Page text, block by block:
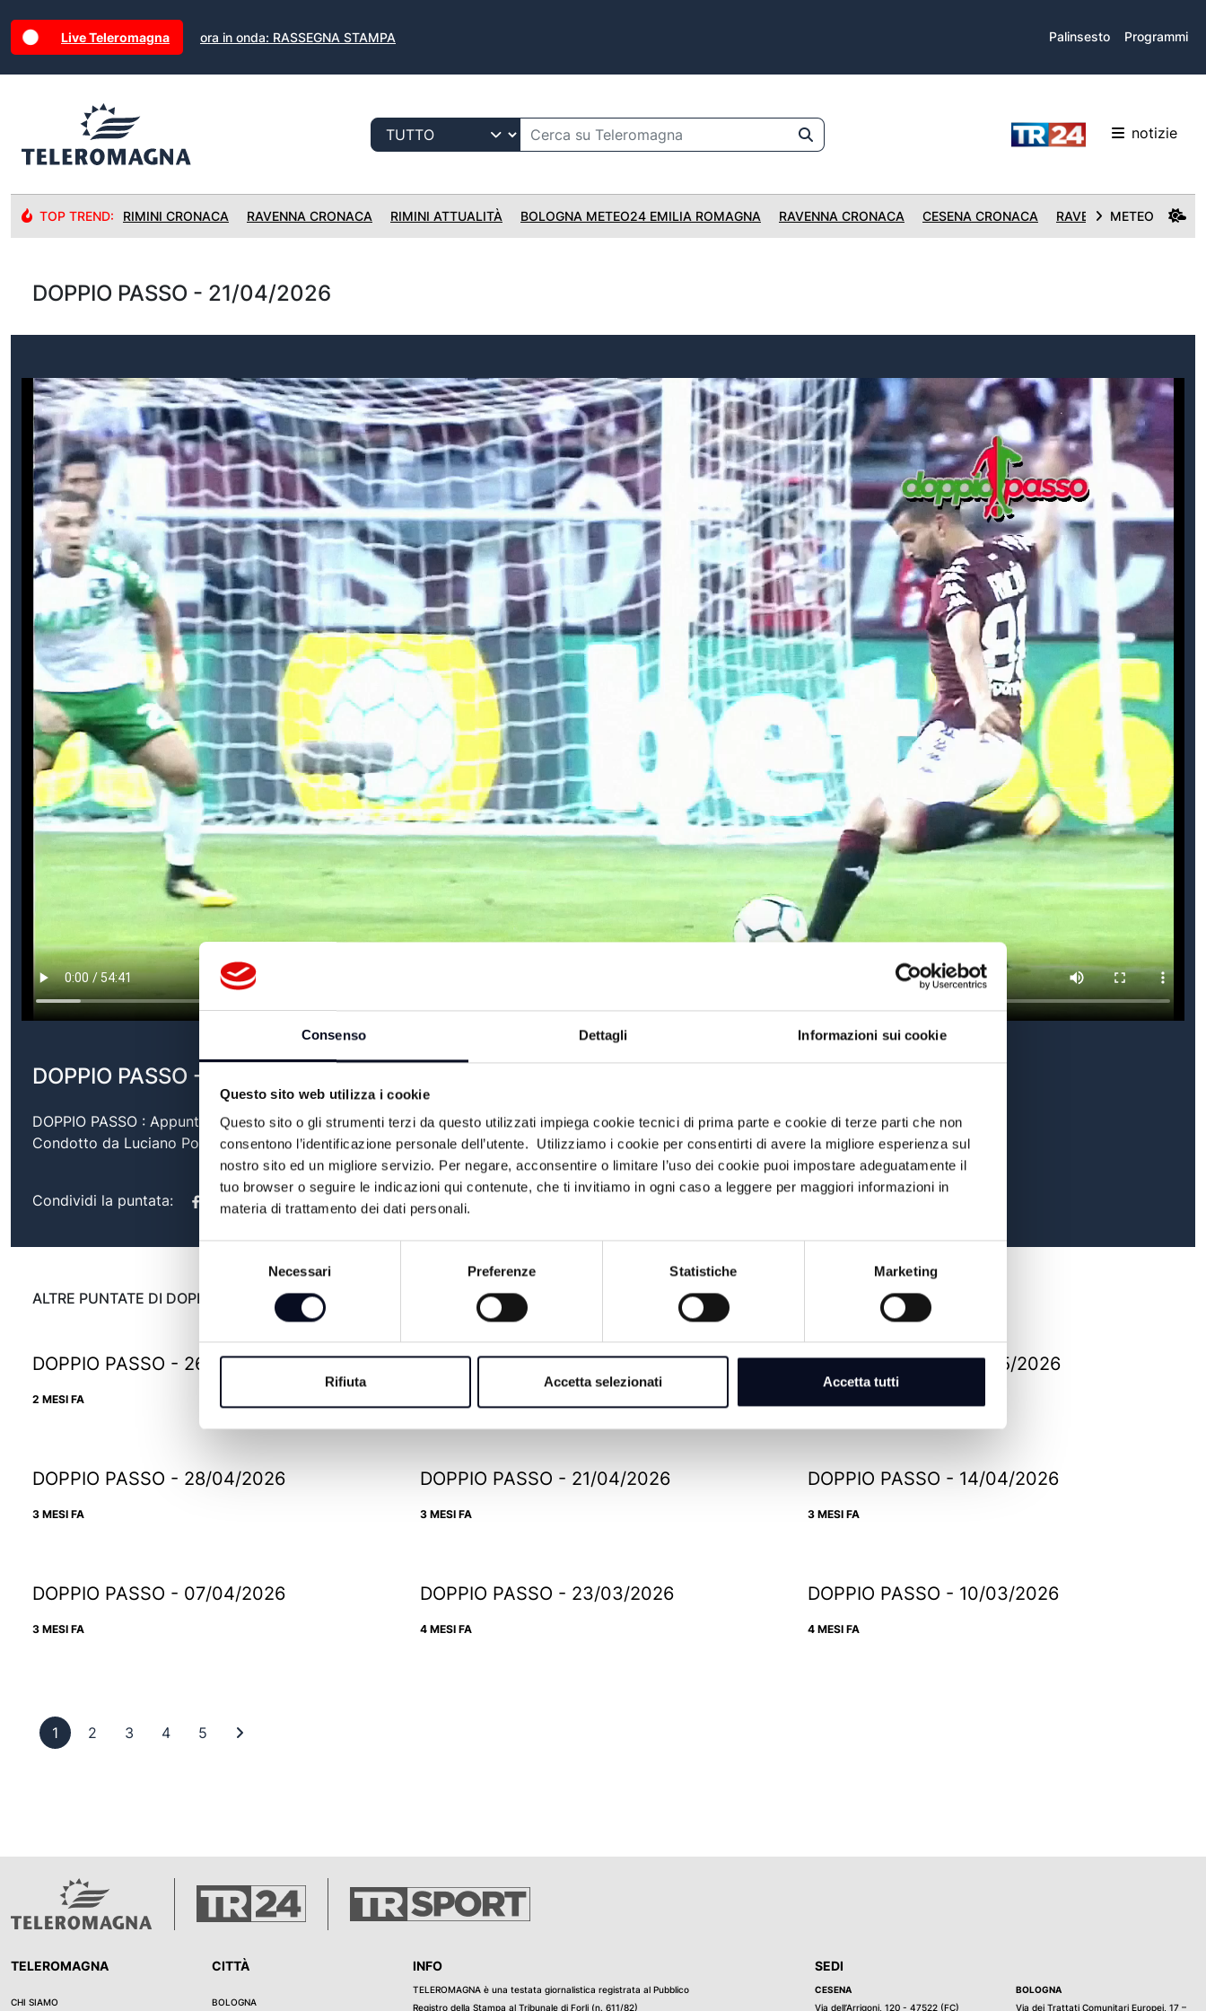
Consenso Dettagli Informazioni sui cookie
Questo sito web utilizza i cookie
Questo sito o gli strumenti terzi da questo utilizzati impiega cookie tecnici di prima parte e cookie di terze parti che non
consentono l’identificazione personale dell’utente. Utilizziamo i cookie per consentirti di avere la migliore esperienza sul
nostro sito ed un migliore servizio. Per negare, acconsentire o limitare l’uso dei cookie puoi impostare adeguatamente il
tuo browser o seguire le indicazioni qui contenute, che ti invitiamo in ogni caso a leggere per maggiori informazioni in
materia di trattamento dei dati personali.
Selezione
consenso
Necessari Preferenze Statistiche Marketing
Rifiuta Accetta selezionati Accetta tutti
Live Teleromagna ora in onda: RASSEGNA STAMPA Palinsesto Programmi
notizie
TOP TREND: RIMINI CRONACA RAVENNA CRONACA RIMINI ATTUALITÀ BOLOGNA METEO24 EMILIA ROMAGNA RAVENNA CRONACA CESENA CRONACA RAVENNA CRONACA
METEO
DOPPIO PASSO - 21/04/2026
DOPPIO PASSO - 21/04/2026
DOPPIO PASSO : Appuntamento settimanale di commento al campionato di calcio di Serie A.
Condotto da Luciano Poggi, coadiuvato da diversi importanti opinionisti in studio.
Condividi la puntata:
ALTRE PUNTATE DI DOPPIO PASSO
DOPPIO PASSO - 26/05/2026
2 MESI FA
DOPPIO PASSO - 11/05/2026 DOPPIO PASSO - 05/05/2026
DOPPIO PASSO - 28/04/2026
3 MESI FA
DOPPIO PASSO - 21/04/2026
3 MESI FA
DOPPIO PASSO - 14/04/2026
3 MESI FA
DOPPIO PASSO - 07/04/2026
3 MESI FA
DOPPIO PASSO - 23/03/2026
4 MESI FA
DOPPIO PASSO - 10/03/2026
4 MESI FA
1 Pagina 1
2 Pagina 2
3 Pagina 3
4Pagina 4
5 Pagina 5
TELEROMAGNA
CHI SIAMO
CITTÀ
BOLOGNA
INFO
TELEROMAGNA è una testata giornalistica registrata al Pubblico
Registro della Stampa al Tribunale di Forli (n. 611/82)
SEDI
CESENA
Via dell’Arrigoni, 120 - 47522 (FC)
BOLOGNA
Via dei Trattati Comunitari Europei, 17 –